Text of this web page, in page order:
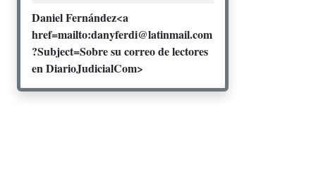
Daniel Fernández<a
href=mailto:danyferdi@latinmail.com
?Subject=Sobre su correo de lectores
en DiarioJudicialCom>